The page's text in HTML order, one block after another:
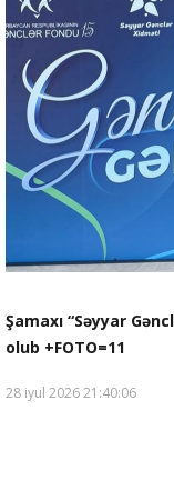
Şamaxı “Səyyar
olub +FOTO=11
28 iyul 2026 21:40:06